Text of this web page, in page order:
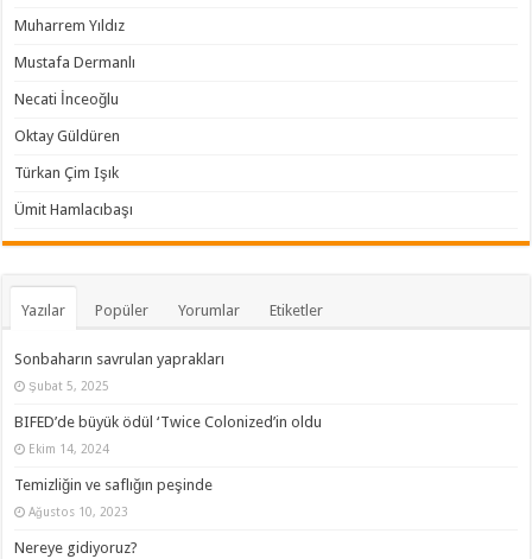
Muharrem Yıldız
Mustafa Dermanlı
Necati İnceoğlu
Oktay Güldüren
Türkan Çim Işık
Ümit Hamlacıbaşı
Yazılar Popüler Yorumlar Etiketler
Sonbaharın savrulan yaprakları
Şubat 5, 2025
BIFED’de büyük ödül ‘Twice Colonized’in oldu
Ekim 14, 2024
Temizliğin ve saflığın peşinde
Ağustos 10, 2023
Nereye gidiyoruz?